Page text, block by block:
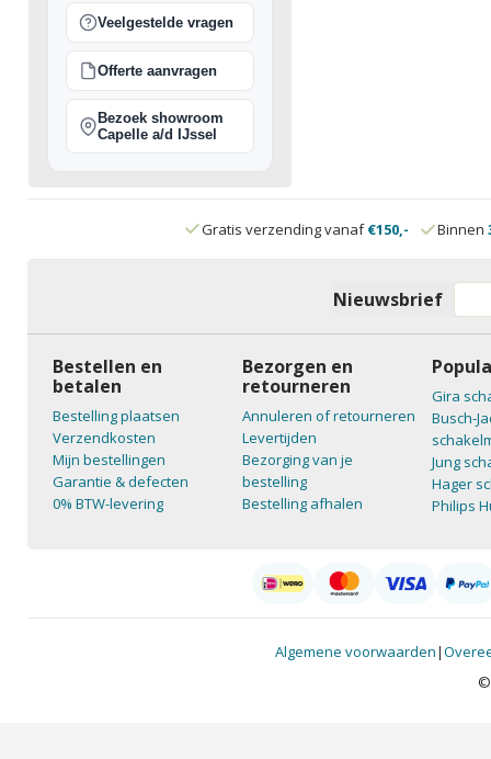
Veelgestelde vragen
Offerte aanvragen
Bezoek showroom
Capelle a/d IJssel
Gratis verzending vanaf€150,- Binnen
Nieuwsbrief
Bestellen en
betalen
Bestelling plaatsen
Verzendkosten
Mijn bestellingen
Garantie & defecten
0% BTW-levering
Bezorgen en
retourneren
Annuleren of retourneren
Levertijden
Bezorging van je
bestelling
Bestelling afhalen
Gira
Busch-
Jung
Hager
Philips
Algemene voorwaarden|
©